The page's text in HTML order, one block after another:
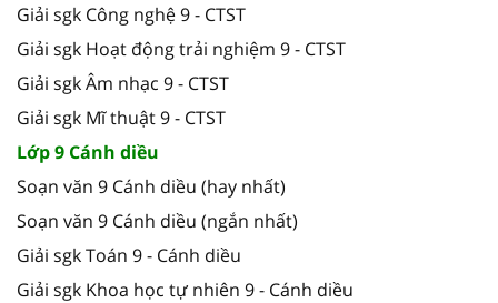
Giải sgk Công nghệ 9 - CTST
Giải sgk Hoạt động trải nghiệm 9 - CTST
Giải sgk Âm nhạc 9 - CTST
Giải sgk Mĩ thuật 9 - CTST
Lớp 9 Cánh diều
Soạn văn 9 Cánh diều (hay nhất)
Soạn văn 9 Cánh diều (ngắn nhất)
Giải sgk Toán 9 - Cánh diều
Giải sgk Khoa học tự nhiên 9 - Cánh diều